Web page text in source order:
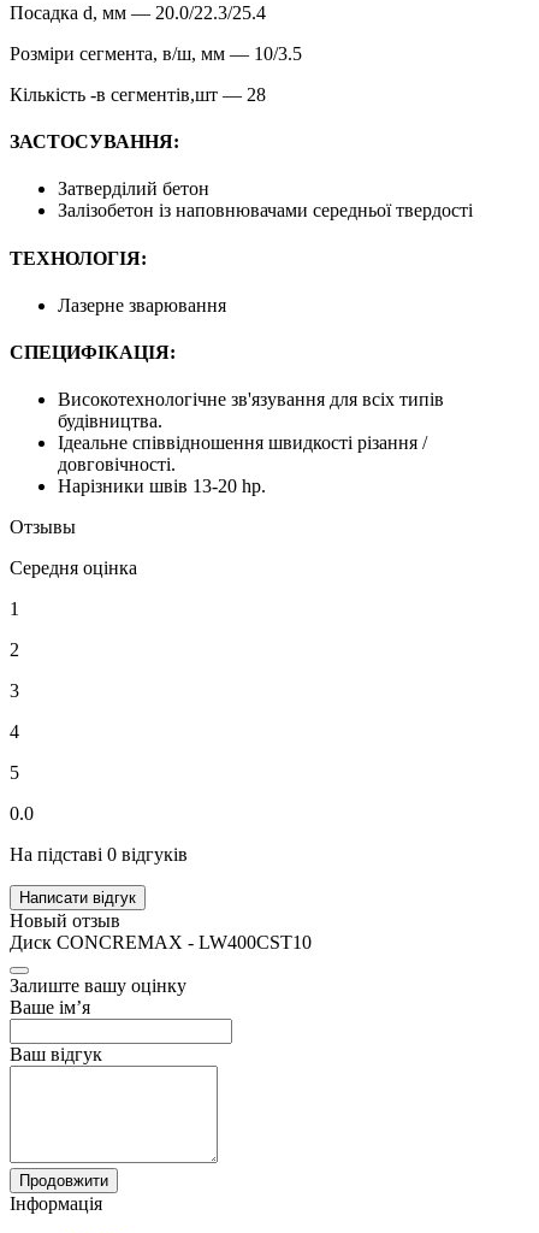
Посадка d, мм — 20.0/22.3/25.4
Розміри сегмента, в/ш, мм — 10/3.5
Кількість -в сегментів,шт — 28
ЗАСТОСУВАННЯ:
Затверділий бетон
Залізобетон із наповнювачами середньої твердості
ТЕХНОЛОГІЯ:
Лазерне зварювання
СПЕЦИФІКАЦІЯ:
Високотехнологічне зв'язування для всіх типів
будівництва.
Ідеальне співвідношення швидкості різання /
довговічності.
Нарізники швів 13-20 hp.
Отзывы
Середня оцінка
1
2
3
4
5
0.0
На підставі 0 відгуків
Написати відгук
Новый отзыв
Диск CONCREMAX - LW400CST10
Залиште вашу оцінку
Ваше ім’я
Ваш відгук
Продовжити
Інформація